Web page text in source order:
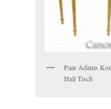
Paar Adams
Hall Tisch